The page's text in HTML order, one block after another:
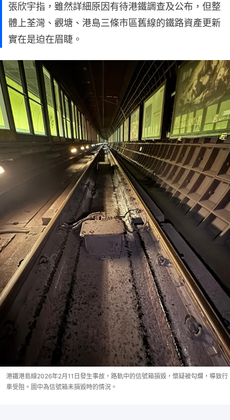
張欣宇指，雖然詳細原因有待港鐵調查及公布，但整
體上荃灣、觀塘、港島三條市區舊線的鐵路資產更新
實在是迫在眉睫。
港鐵港島線2026年2月11日發生事故，路軌中的信號箱損毀，懷疑被勾爛，導致行
車受阻。圖中為信號箱未損毀時的情況。